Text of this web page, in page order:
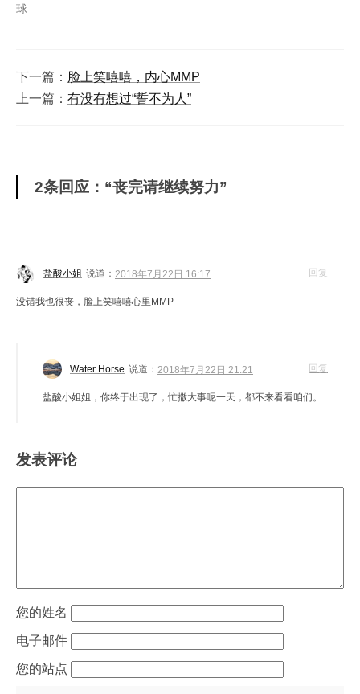
球
下一篇： 脸上笑嘻嘻，内心MMP
上一篇： 有没有想过“誓不为人”
2条回应：“丧完请继续努力”
盐酸小姐 说道： 2018年7月22日 16:17
没错我也很丧，脸上笑嘻嘻心里MMP
回复
Water Horse 说道： 2018年7月22日 21:21
盐酸小姐姐，你终于出现了，忙撒大事呢一天，都不来看看咱们。
回复
发表评论
姓名
电子邮件
站点